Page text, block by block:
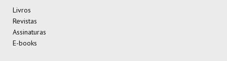
Livros
Revistas
Assinaturas
E-books